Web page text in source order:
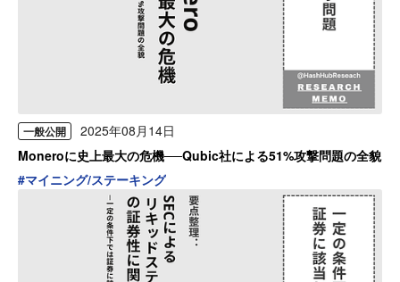
一般公開
2025年08月14日
Moneroに史上最大の危機──Qubic社による51%攻撃問題の全貌
#マイニング/ステーキング